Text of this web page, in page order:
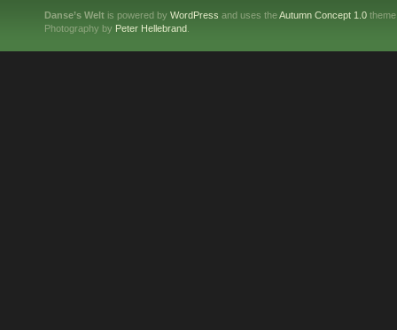
Danse’s Welt is powered by WordPress and uses theAutumn Concept 1.0
Photography by Peter Hellebrand